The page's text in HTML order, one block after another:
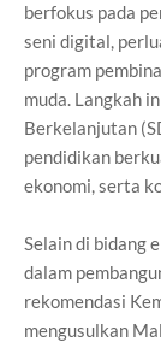
berfokus pada
seni digital,
program
muda. Langkah
Berkelanjutan
pendidikan
ekonomi, serta
Selain di bidang
dalam
rekomendasi
mengusulkan